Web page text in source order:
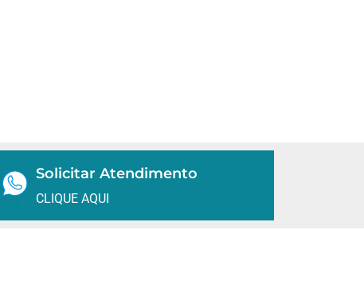
Solicitar Atendimento
CLIQUE AQUI